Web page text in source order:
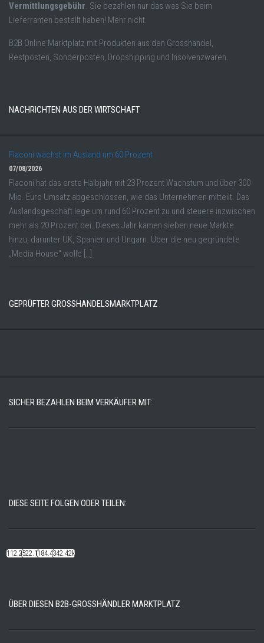
Vermittlungsgebühr. Sie bezahlen nur das was Sie beim
Lieferranten bestellt haben! Mehr nicht.
B2B Online Marktplatz mit Produkten aus den Grosshandel,
Restposten, Sonderposten, Dropshipping und Insolvenzwaren.
NACHRICHTEN AUS DER WIRTSCHAFT
Flaconi wächst im Ausland um 60 Prozent
07/08/2026
Flaconi hat das erste Halbjahr mit 23 Prozent Wachstum und über 300
Mio. Euro Umsatz abgeschlossen, wie das Unternehmen mitteilt. Das
Auslandsgeschäft lege um rund 60 Prozent zu und steuere inzwischen
mehr als 20 Prozent bei. Dieses Jahr kämen sieben neue Märkte
hinzu, darunter UK, Spanien und Ungarn. Über die neu gegründete
„Media House“ wolle […]
GEPRÜFTER GROSSHANDELSMARKTPLATZ
SICHER BEZAHLEN BEIM VERKÄUFER MIT:
DIESE SEITE FOLGEN ODER TEILEN:
112.22k522.14k184.48k342.42k
ÜBER DIESEN B2B-GROSSHÄNDLER MARKTPLATZ